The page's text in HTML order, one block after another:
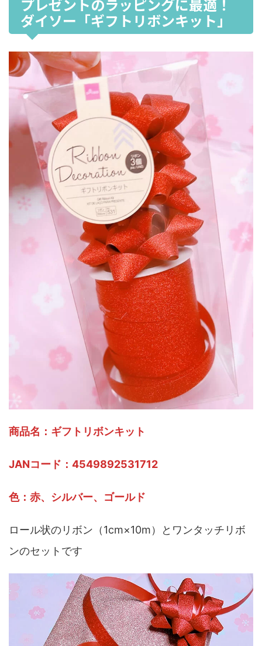
プレゼントのラッピングに最適！
ダイソー「ギフトリボンキット」
商品名：ギフトリボンキット
JANコード：4549892531712
色：赤、シルバー、ゴールド
ロール状のリボン（1cm×10m）とワンタッチリボ
ンのセットです